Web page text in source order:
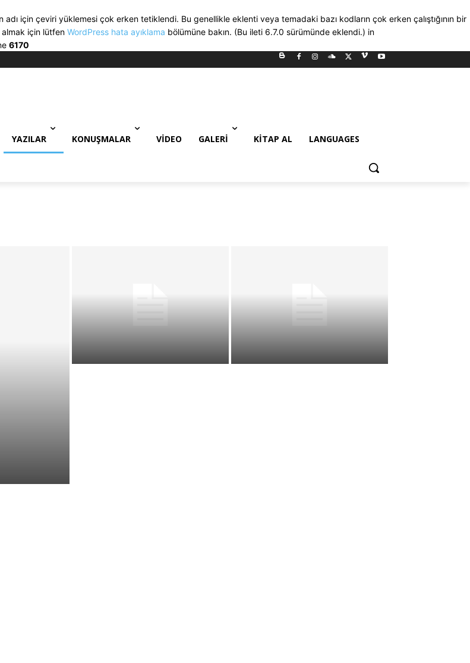
adı için çeviri yüklemesi çok erken tetiklendi. Bu genellikle eklenti veya temadaki bazı kodların çok erken çalıştığının bir
almak için lütfen WordPress hata ayıklama bölümüne bakın. (Bu ileti 6.7.0 sürümünde eklendi.) in
6170
YAZILAR KONUŞMALAR VIDEO GALERI KITAP AL LANGUAGES